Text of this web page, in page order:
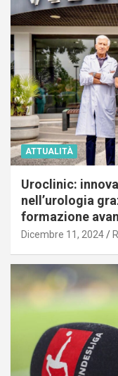
ATTUALITÀ
Uroclinic:
nell’urologia
formazione
Dicembre 11, 2024